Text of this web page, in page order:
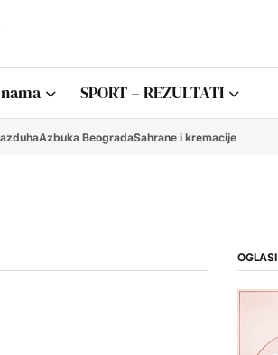
SPORT – REZULTATI
Azbuka BeogradaSahrane i kremacije
OGLASI